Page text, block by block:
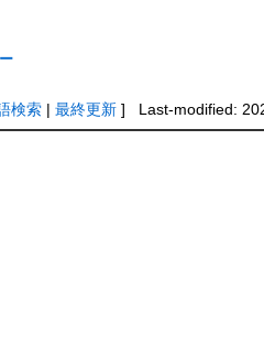
検索| 最終更新] Last-modified: